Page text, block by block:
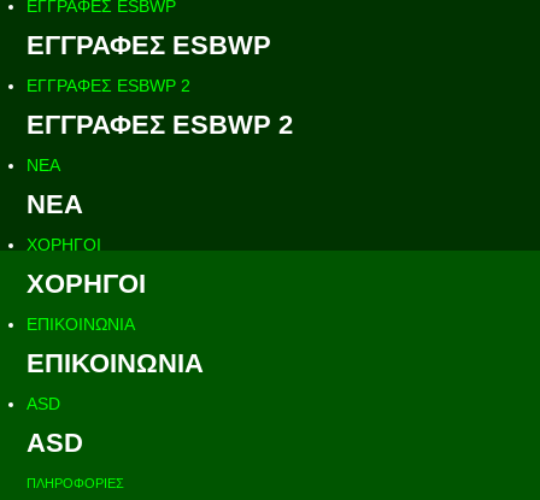
ΕΓΓΡΑΦΕΣ ESBWP
ΕΓΓΡΑΦΕΣ ESBWP
ΕΓΓΡΑΦΕΣ ESBWP 2
ΕΓΓΡΑΦΕΣ ESBWP 2
ΝΕΑ
ΝΕΑ
ΧΟΡΗΓΟΙ
ΧΟΡΗΓΟΙ
ΕΠΙΚΟΙΝΩΝΙΑ
ΕΠΙΚΟΙΝΩΝΙΑ
ASD
ASD
ΠΛΗΡΟΦΟΡΙΕΣ